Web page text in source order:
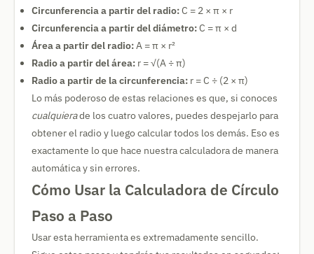
Circunferencia a partir del radio:C = 2 × π × r
Circunferencia a partir del diámetro:C = π × d
Área a partir del radio:A = π × r²
Radio a partir del área: r = √(A ÷ π)
Radio a partir de la circunferencia: r = C ÷ (2 × π)
Lo más poderoso de estas relaciones es que, si conoces
cualquierade los cuatro valores, puedes despejarlo para
obtener el radio y luego calcular todos los demás. Eso es
exactamente lo que hace nuestra calculadora de manera
automática y sin errores.
Cómo Usar la Calculadora de Círculo
Paso a Paso
Usar esta herramienta es extremadamente sencillo.